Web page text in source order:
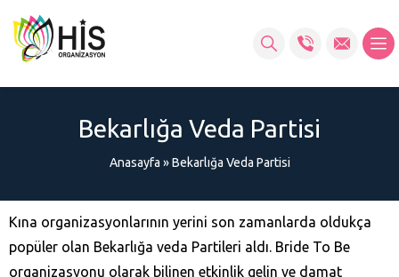
Bekarlığa Veda Partisi
Anasayfa »Bekarlığa Veda Partisi
Kına organizasyonlarının yerini son zamanlarda oldukça
popüler olan Bekarlığa veda Partileri aldı. Bride To Be
organizasyonu olarak bilinen etkinlik gelin ve damat